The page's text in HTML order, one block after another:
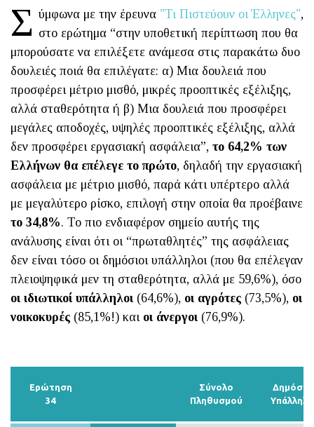
Σ ύμφωνα με την έρευνα "Τι Πιστεύουν οι Έλληνες",
στο ερώτημα “στην υποθετική περίπτωση που θα
μπορούσατε να επιλέξετε ανάμεσα στις παρακάτω δυο
δουλειές ποιά θα επιλέγατε: α) Μια δουλειά που
προσφέρει μέτριο μισθό, μικρές προοπτικές εξέλιξης,
αλλά σταθερότητα ή β) Μια δουλειά που προσφέρει
μεγάλες αποδοχές, υψηλές προοπτικές εξέλιξης, αλλά
δεν προσφέρει εργασιακή ασφάλεια”, το 64,2% των
Ελλήνων θα επέλεγε το πρώτο, δηλαδή την εργασιακή
ασφάλεια με μέτριο μισθό, παρά κάτι υπέρτερο αλλά
με μεγαλύτερο ρίσκο, επιλογή στην οποία θα προέβαινε
το 34,8%. Το πιο ενδιαφέρον σημείο αυτής της
ανάλυσης είναι ότι οι “πρωταθλητές” της ασφάλειας
δεν είναι τόσο οι δημόσιοι υπάλληλοι (που θα επέλεγαν
πλειοψηφικά μεν τη σταθερότητα, αλλά με 59,6%), όσο
οι ιδιωτικοί υπάλληλοι (64,6%), οι αγρότες (73,5%), οι
νοικοκυρές (85,1%!) και οι άνεργοι (76,9%).
Ερώτηση
34
Σύνολο
Πληθυσμού
Δημόσιοι